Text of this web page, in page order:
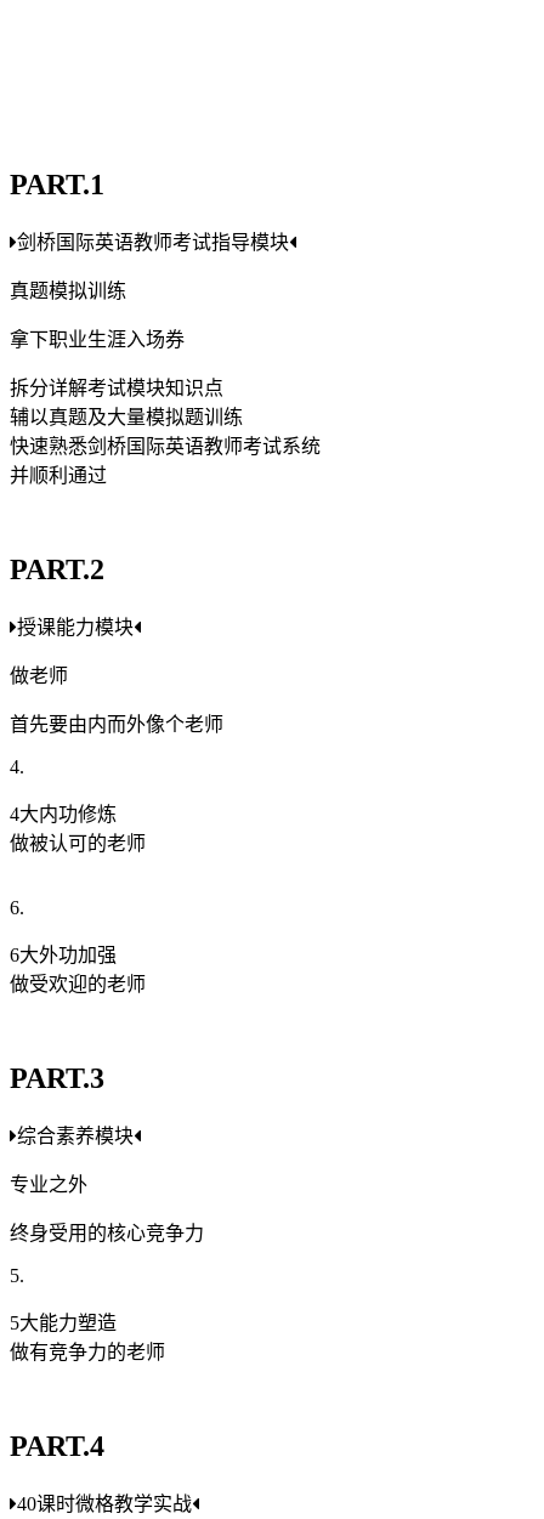
PART.1
剑桥国际英语教师考试指导模块
真题模拟训练
拿下职业生涯入场券
拆分详解考试模块知识点
辅以真题及大量模拟题训练
快速熟悉剑桥国际英语教师考试系统
并顺利通过
PART.2
授课能力模块
做老师
首先要由内而外像个老师
4.
4大内功修炼
做被认可的老师
6.
6大外功加强
做受欢迎的老师
PART.3
综合素养模块
专业之外
终身受用的核心竞争力
5.
5大能力塑造
做有竞争力的老师
PART.4
40课时微格教学实战